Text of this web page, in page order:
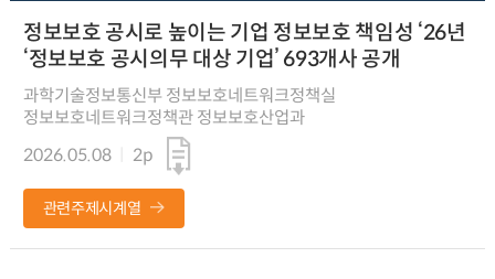
정보보호 공시로 높이는 기업 정보보호 책임성 ‘26년
‘정보보호 공시의무 대상 기업’ 693개사 공개
과학기술정보통신부 정보보호네트워크정책실
정보보호네트워크정책관 정보보호산업과
2026.05.08
2p
관련주제시계열